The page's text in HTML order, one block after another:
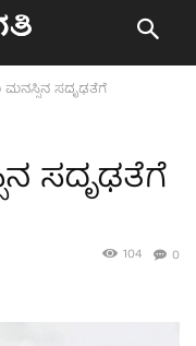
ಮನಸ್ಸಿನ ಸದೃಢತೆಗೆ
ಸದೃಢತೆಗೆ
0
104